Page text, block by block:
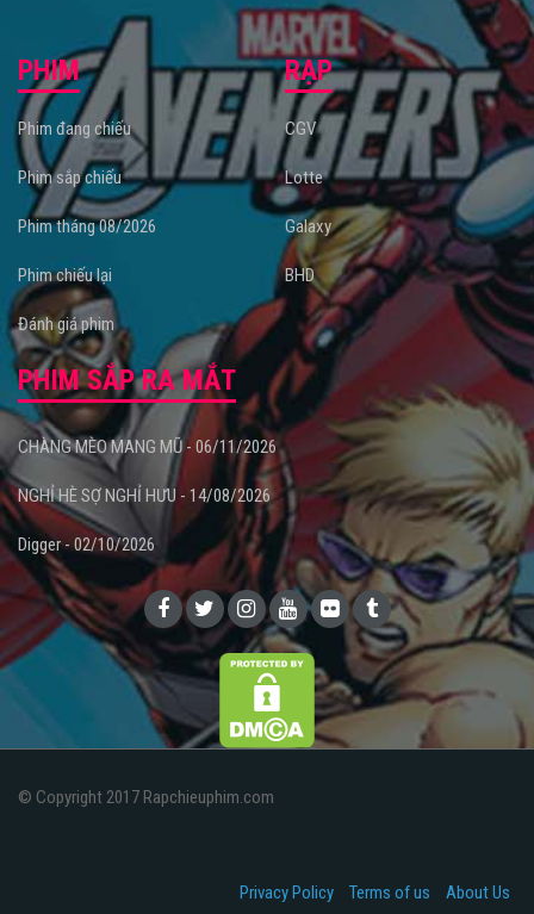
PHIM
Phim đang chiếu
Phim sắp chiếu
Phim tháng 08/2026
Phim chiếu lại
Đánh giá phim
RẠP
CGV
Lotte
Galaxy
BHD
PHIM SẮP RA MẮT
CHÀNG MÈO MANG MŨ - 06/11/2026
NGHỈ HÈ SỢ NGHỈ HƯU - 14/08/2026
Digger - 02/10/2026
© Copyright 2017 Rapchieuphim.com
Privacy Policy Terms of us About Us